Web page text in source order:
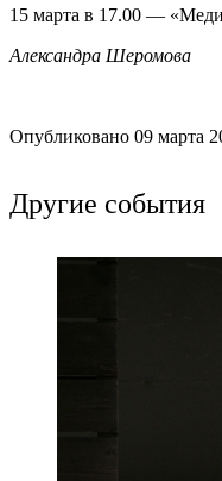
15 марта в 17.00 —
Александра Шеромова
Опубликовано 09 марта
Другие события